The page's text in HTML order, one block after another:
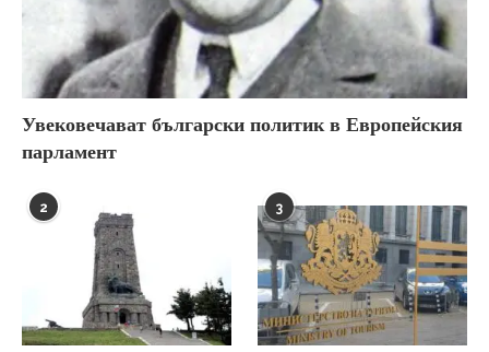
Увековечават български политик в Европейския
парламент
2 3